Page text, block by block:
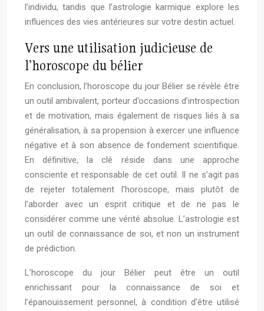
l’individu, tandis que l’astrologie karmique explore les
influences des vies antérieures sur votre destin actuel.
Vers une utilisation judicieuse de
l’horoscope du bélier
En conclusion, l’horoscope du jour Bélier se révèle être
un outil ambivalent, porteur d’occasions d’introspection
et de motivation, mais également de risques liés à sa
généralisation, à sa propension à exercer une influence
négative et à son absence de fondement scientifique.
En définitive, la clé réside dans une approche
consciente et responsable de cet outil. Il ne s’agit pas
de rejeter totalement l’horoscope, mais plutôt de
l’aborder avec un esprit critique et de ne pas le
considérer comme une vérité absolue. L’astrologie est
un outil de connaissance de soi, et non un instrument
de prédiction.
L’horoscope du jour Bélier peut être un outil
enrichissant pour la connaissance de soi et
l’épanouissement personnel, à condition d’être utilisé